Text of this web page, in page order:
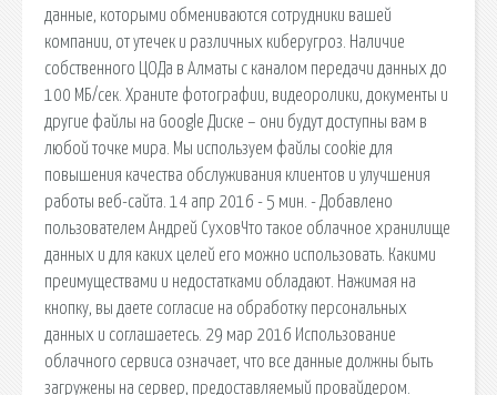
данные, которыми обмениваются сотрудники вашей
компании, от утечек и различных киберугроз. Наличие
собственного ЦОДа в Алматы с каналом передачи данных до
100 МБ/сек. Храните фотографии, видеоролики, документы и
другие файлы на Google Диске – они будут доступны вам в
любой точке мира. Мы используем файлы cookie для
повышения качества обслуживания клиентов и улучшения
работы веб-сайта. 14 апр 2016 - 5 мин. - Добавлено
пользователем Андрей СуховЧто такое облачное хранилище
данных и для каких целей его можно использовать. Какими
преимуществами и недостатками обладают. Нажимая на
кнопку, вы даете согласие на обработку персональных
данных и соглашаетесь. 29 мар 2016 Использование
облачного сервиса означает, что все данные должны быть
загружены на сервер, предоставляемый провайдером.